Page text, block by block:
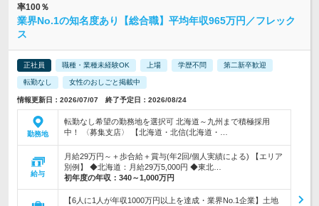
率100％
業界No.1の知名度あり【総合職】平均年収965万円／フレック
ス
正社員 職種・業種未経験OK 上場 学歴不問 第二新卒歓迎
転勤なし 女性のおしごと掲載中
情報更新日：2026/07/07 終了予定日：2026/08/24
勤務地
転勤なし希望の勤務地を選択可 北海道～九州まで積極採用
中！ 〈募集支店〉 【北海道・北信(北海道・…
給与
月給29万円～＋歩合給＋賞与(年2回/個人実績による) 【エリア
別例】 ◆北海道：月給29万5,000円 ◆東北…
初年度の年収： 340～1,000万円
【6人に1人が年収1000万円以上を達成・業界No.1企業】土地